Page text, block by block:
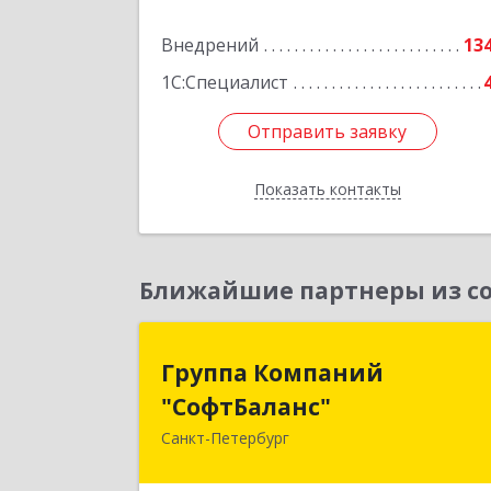
Внедрений
1С:Специалист
Отправить заявку
Показать контакты
Отправить заявку
Назад
Ближайшие партнеры из
Группа Компаний
"СофтБаланс"
Санкт-Петербург
Группа Компаний
"СофтБаланс"
195112, Санкт-Петербург г, Заневский